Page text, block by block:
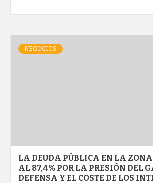
NEGOCIOS
LA DEUDA PÚBLICA EN LA ZONA
AL 87,4% POR LA PRESIÓN DEL
DEFENSA Y EL COSTE DE LOS